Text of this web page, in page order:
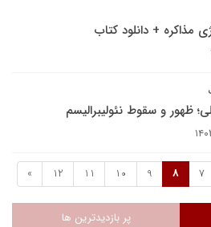
ظهور و سقوط نئولیبرالیسم
7
8
9
10
11
12
»
پر بازدیدترین ها